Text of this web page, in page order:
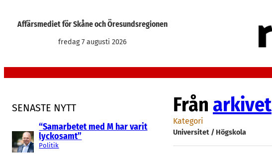
Affärsmediet för Skåne och Öresundsregionen
fredag 7 augusti 2026
SENASTE NYTT
“Samarbetet med M har varit
lyckosamt”
Politik
Från arkivet
Kategori
Universitet / Högskola